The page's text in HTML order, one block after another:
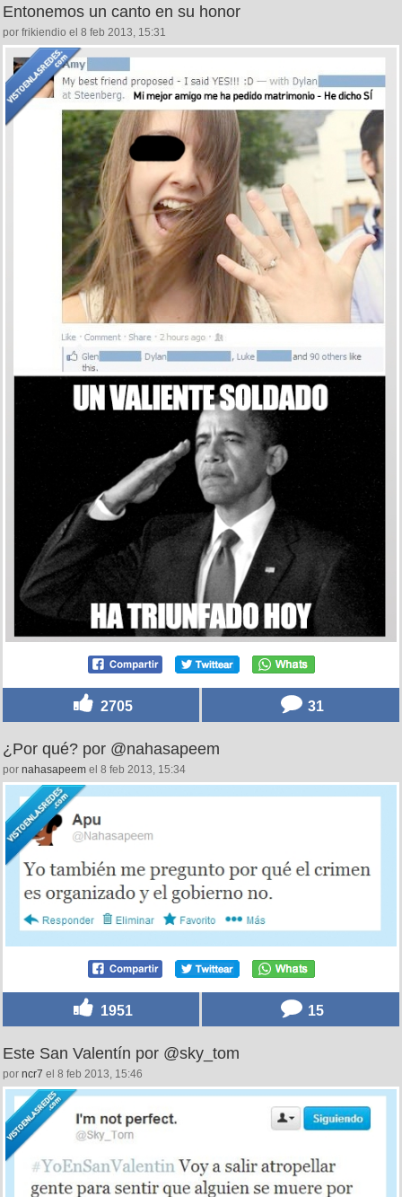
Entonemos un canto en su honor
por frikiendio el 8 feb 2013, 15:31
2705 31
¿Por qué? por @nahasapeem
por nahasapeem el 8 feb 2013, 15:34
1951 15
Este San Valentín por @sky_tom
por ncr7 el 8 feb 2013, 15:46